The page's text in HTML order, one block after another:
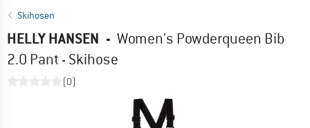
Skihosen
HELLY HANSEN - Women's Powderqueen Bib
2.0 Pant - Skihose
(0)